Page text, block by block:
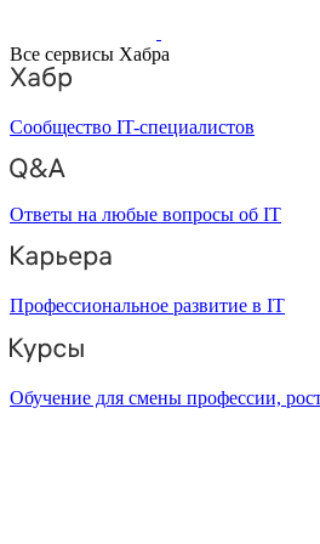
Все сервисы Хабра
Сообщество IT-специалистов
Ответы на любые вопросы об IT
Профессиональное развитие в IT
Обучение для смены профессии,